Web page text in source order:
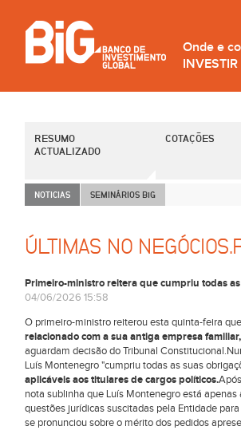
Onde e
INVESTIR
RESUMO
ACTUALIZADO
COTAÇÕES
NOTICIAS SEMINÁRIOS BiG
ÚLTIMAS NO
Primeiro-ministro reitera que cumpriu todas
04/06/2026 15:58
O primeiro-ministro reiterou esta quinta-feira que
relacionado com a sua antiga empresa
aguardam decisão do Tribunal
Luís Montenegro "cumpriu todas as suas
aplicáveis aos titulares de cargos políticos.
nota sublinha que Luís Montenegro está
questões jurídicas suscitadas pela Entidade
se pronunciou sobre o mérito dos pedidos